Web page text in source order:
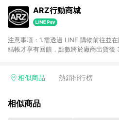
ARZ行動商城
注意事項：1.需透過 LINE 購物前往並
結帳才享有回饋，點數將於廠商出貨後
相似商品 熱銷排行榜
相似商品